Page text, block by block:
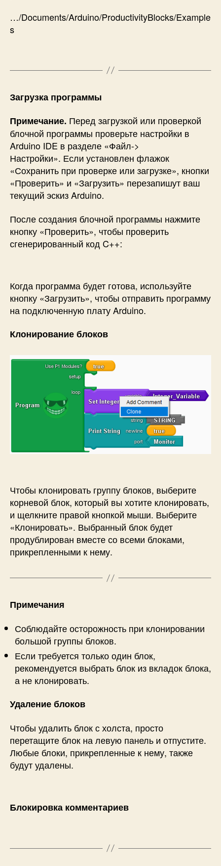
…/Documents/Arduino/ProductivityBlocks/Example
s
Загрузка программы
Примечание. Перед загрузкой или проверкой
блочной программы проверьте настройки в
Arduino IDE в разделе «Файл->
Настройки». Если установлен флажок
«Сохранить при проверке или загрузке», кнопки
«Проверить» и «Загрузить» перезапишут ваш
текущий эскиз Arduino.
После создания блочной программы нажмите
кнопку «Проверить», чтобы проверить
сгенерированный код C++:
Когда программа будет готова, используйте
кнопку «Загрузить», чтобы отправить программу
на подключенную плату Arduino.
Клонирование блоков
Чтобы клонировать группу блоков, выберите
корневой блок, который вы хотите клонировать,
и щелкните правой кнопкой мыши. Выберите
«Клонировать». Выбранный блок будет
продублирован вместе со всеми блоками,
прикрепленными к нему.
Примечания
Соблюдайте осторожность при клонировании
большой группы блоков.
Если требуется только один блок,
рекомендуется выбрать блок из вкладок блока,
а не клонировать.
Удаление блоков
Чтобы удалить блок с холста, просто
перетащите блок на левую панель и отпустите.
Любые блоки, прикрепленные к нему, также
будут удалены.
Блокировка комментариев